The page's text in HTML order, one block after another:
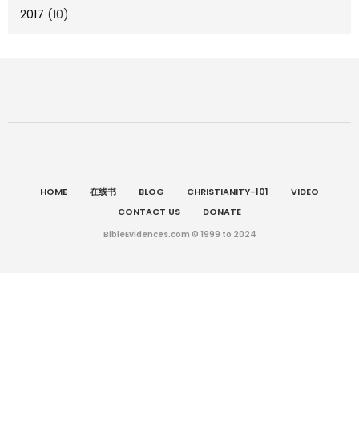
2017 (10)
HOME 在线书 BLOG CHRISTIANITY-101
VIDEO
CONTACT US
DONATE
BibleEvidences.com © 1999 to 2024